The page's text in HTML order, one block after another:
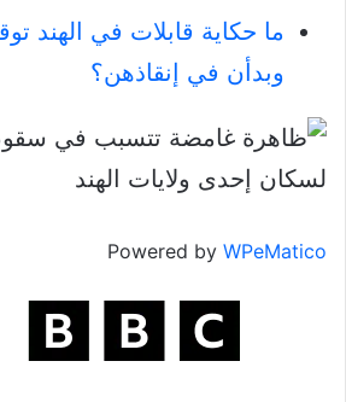
ما حكاية قابلات في الهند
وبدأن في إنقاذهن؟
Powered by WPeMatico